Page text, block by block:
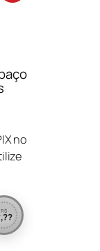
no
R$